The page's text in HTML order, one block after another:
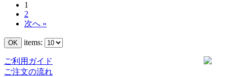
1
2
次へ »
items:
ご利用ガイド
ご注文の流れ